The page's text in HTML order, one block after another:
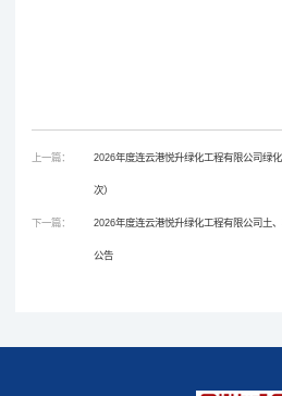
上一篇： 2026年度连云港悦升绿化工程有限公司绿
次）
下一篇： 2026年度连云港悦升绿化工程有限公司土
公告